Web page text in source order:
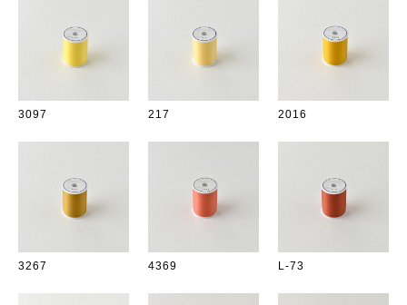
3097 217 2016
3267 4369 L-73